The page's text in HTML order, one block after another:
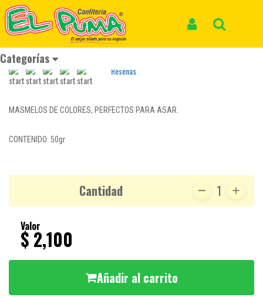
Categorías
Inicio Productos MASMELO ITALO *50gr
MASMELO ITALO *50gr
REF: MASMELO 030
Reseñas
MASMELOS DE COLORES, PERFECTOS PARA ASAR.
CONTENIDO: 50gr
Cantidad 1
Valor
$ 2,100
Añadir al carrito